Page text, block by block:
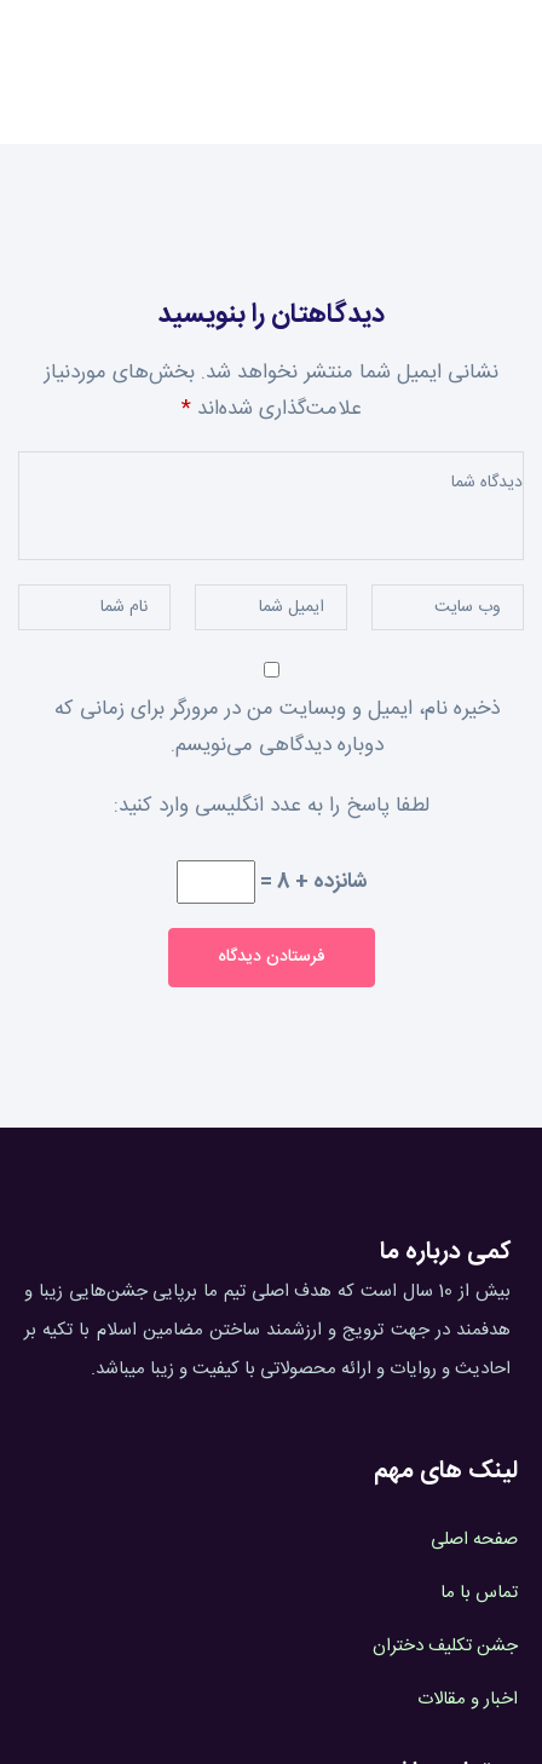
دیدگاهتان را بنویسید
نشانی ایمیل شما منتشر نخواهد شد. بخش‌های موردنیاز
علامت‌گذاری شده‌اند*
ذخیره نام، ایمیل و وبسایت من در مرورگر برای زمانی که
دوباره دیدگاهی می‌نویسم.
لطفا پاسخ را به عدد انگلیسی وارد کنید:
شانزده + 8 =
فرستادن دیدگاه
کمی درباره ما
بیش از 10 سال است که هدف اصلی تیم ما برپایی جشن‌هایی زیبا و
هدفمند در جهت ترویج و ارزشمند ساختن مضامین اسلام با تکیه بر
احادیث و روایات و ارائه محصولاتی با کیفیت و زیبا میباشد.
لینک های مهم
صفحه اصلی
تماس با ما
جشن تکلیف دختران
اخبار و مقالات